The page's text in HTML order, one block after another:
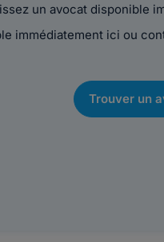
un avocat disponible
immédiatement ici ou
Trouver un